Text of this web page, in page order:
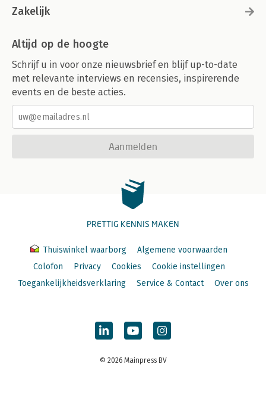
Zakelijk
Altijd op de hoogte
Schrijf u in voor onze nieuwsbrief en blijf up-to-date
met relevante interviews en recensies, inspirerende
events en de beste acties.
Aanmelden
PRETTIG KENNIS MAKEN
Thuiswinkel waarborg
Algemene voorwaarden
Colofon
Privacy Cookies
Cookie instellingen
Toegankelijkheidsverklaring
Service & Contact Over ons
© 2026 Mainpress BV